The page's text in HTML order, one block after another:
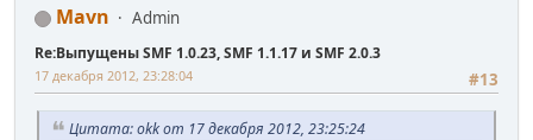
Mavn Admin
Re:Выпущены SMF 1.0.23, SMF 1.1.17 и SMF 2.0.3
#13
17 декабря 2012, 23:28:04
Цитата: okk от 17 декабря 2012, 23:25:24